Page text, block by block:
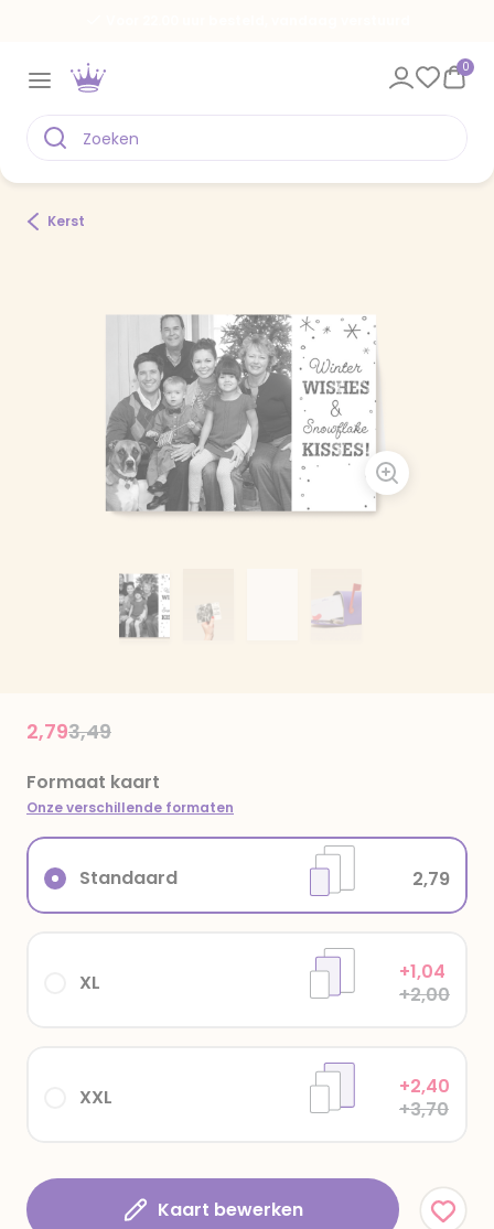
0
Kerst
Price reduced from
3,49to
2,79
Formaat kaart
Onze verschillende formaten
XXL
+2,40
+3,70
XL
+1,04
+2,00
Standaard 2,79
Kaart bewerken